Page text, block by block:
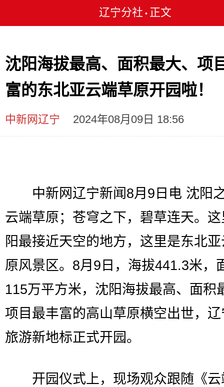
辽宁分社 • 正文
沈阳海拔最高、面积最大、项
富的东北亚云端草原开园啦！
中新网辽宁 2024年08月09日 18:56
中新网辽宁新闻8月9日电 沈阳
云端草原；苍穹之下，碧草连天。
阳最接近天空的地方，这里是东北
原风景区。8月9日，海拔441.3米，
115万平方米，沈阳海拔最高、面积
项目最丰富的高山草原横空出世，
旅游新地标正式开园。
开园仪式上，现场观众跟随《云